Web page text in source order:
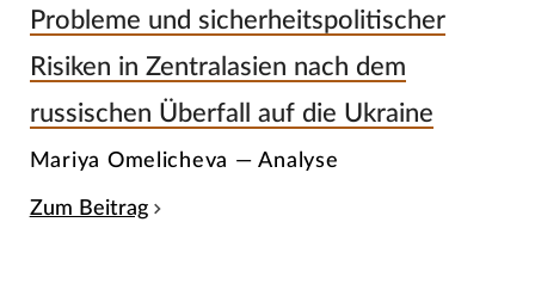
Probleme und sicherheitspolitischer
Risiken in Zentralasien nach dem
russischen Überfall auf die Ukraine
Mariya Omelicheva — Analyse
Zum Beitrag